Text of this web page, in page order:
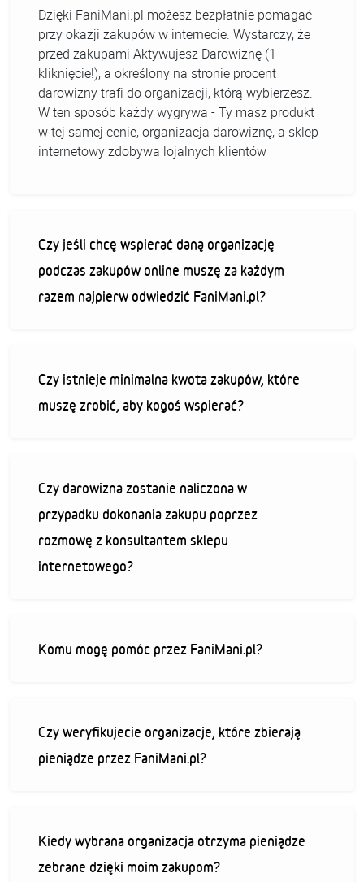
Dzięki FaniMani.pl możesz bezpłatnie pomagać
przy okazji zakupów w internecie. Wystarczy, że
przed zakupami Aktywujesz Darowiznę (1
kliknięcie!), a określony na stronie procent
darowizny trafi do organizacji, którą wybierzesz.
W ten sposób każdy wygrywa - Ty masz produkt
w tej samej cenie, organizacja darowiznę, a sklep
internetowy zdobywa lojalnych klientów
Czy jeśli chcę wspierać daną organizację
podczas zakupów online muszę za każdym
razem najpierw odwiedzić FaniMani.pl?
Czy istnieje minimalna kwota zakupów, które
muszę zrobić, aby kogoś wspierać?
Czy darowizna zostanie naliczona w
przypadku dokonania zakupu poprzez
rozmowę z konsultantem sklepu
internetowego?
Komu mogę pomóc przez FaniMani.pl?
Czy weryfikujecie organizacje, które zbierają
pieniądze przez FaniMani.pl?
Kiedy wybrana organizacja otrzyma pieniądze
zebrane dzięki moim zakupom?